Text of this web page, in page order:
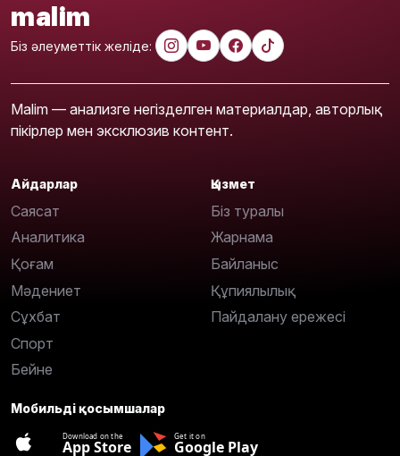
malim
Біз әлеуметтік желіде:
Malim — анализге негізделген материалдар, авторлық
пікірлер мен эксклюзив контент.
Айдарлар
Саясат
Аналитика
Қоғам
Мәдениет
Сұхбат
Спорт
Бейне
Қызмет
Біз туралы
Жарнама
Байланыс
Құпиялылық
Пайдалану ережесі
Мобильді қосымшалар
Download on the
App Store
Get it on
Google Play